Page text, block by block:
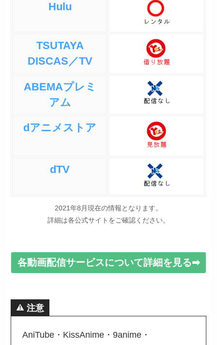
Hulu
TSUTAYA
DISCAS／TV
ABEMAプレミ
アム
dアニメストア
dTV
2021年8月現在の情報となります。
詳細は各公式サイトをご確認ください。
各動画配信サービスについて詳細を見る➡
注意
AniTube・KissAnime・9anime・